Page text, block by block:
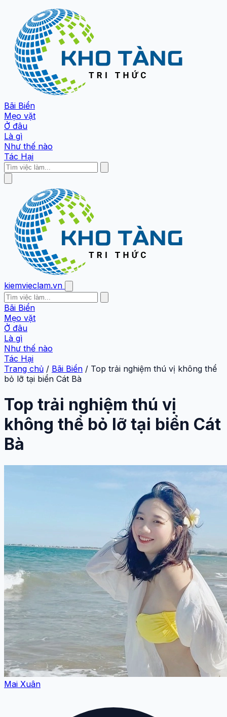
Bãi Biển
Mẹo vặt
Ở đâu
Là gì
Như thế nào
Tác Hại
kiemvieclam.vn
Bãi Biển
Mẹo vặt
Ở đâu
Là gì
Như thế nào
Tác Hại
Trang chủ / Bãi Biển / Top trải nghiệm thú vị không thể
bỏ lỡ tại biển Cát Bà
Top trải nghiệm thú vị
không thể bỏ lỡ tại biển Cát
Bà
Mai Xuân